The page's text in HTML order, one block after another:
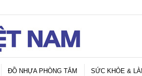
ĐỒ NHỰA PHÒNG TẮM SỨC KHỎE &